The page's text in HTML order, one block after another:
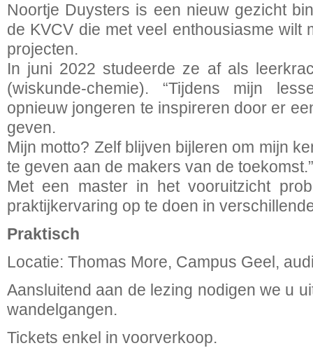
Noortje Duysters is een nieuw gezicht
de KVCV die met veel enthousiasme wilt
projecten.
In juni 2022 studeerde ze af als
(wiskunde-chemie). “Tijdens mijn
opnieuw jongeren te inspireren door er
geven.
Mijn motto? Zelf blijven bijleren om mijn
te geven aan de makers van de toekomst.”
Met een master in het vooruitzicht
praktijkervaring op te doen in
Praktisch
Locatie: Thomas More, Campus Geel,
Aansluitend aan de lezing nodigen we u
wandelgangen.
Tickets enkel in voorverkoop.